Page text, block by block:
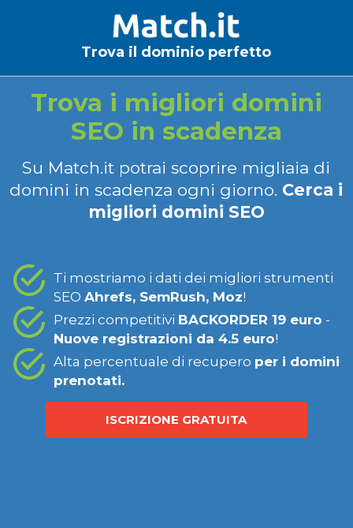
Trova il dominio perfetto
Trova i migliori domini
SEO in scadenza
Su Match.it potrai scoprire migliaia di
domini in scadenza ogni giorno. Cerca i
migliori domini SEO
Ti mostriamo i dati dei migliori strumenti
SEO Ahrefs, SemRush, Moz!
Prezzi competitivi BACKORDER 19 euro -
Nuove registrazioni da 4.5 euro!
Alta percentuale di recupero per i domini
prenotati.
ISCRIZIONE GRATUITA